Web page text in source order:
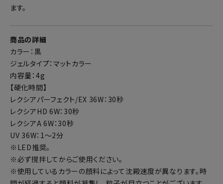
ます。
商品の詳細
カラー：黒
ジェルタイプ：マットカラー
内容量：4g
【硬化時間】
レクシアパーフェクト/EX 36W：30秒
レクシアHD 6W：30秒
レクシアA 6W：30秒
UV 36W：1～2分
※LED推奨。
※必ず撹拌してからご使用ください。
※使用しているカラーの顔料によって沈殿速度が異なります。時